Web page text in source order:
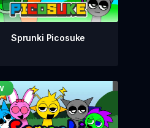
Sprunki Picosuke